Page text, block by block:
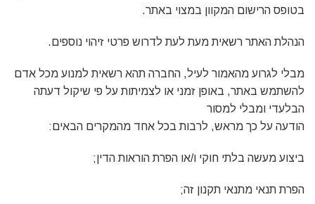
בטופס הרישום המקוון במצוי באתר.
הנהלת האתר רשאית מעת לעת לדרוש פרטי זיהוי נוספים.
מבלי לגרוע מהאמור לעיל, החברה תהא רשאית למנוע מכל אדם
להשתמש באתר, באופן זמני או לצמיתות על פי שיקול דעתה
הבלעדי ומבלי למסור
הודעה על כך מראש, לרבות בכל אחד מהמקרים הבאים:
ביצוע מעשה בלתי חוקי ו/או הפרת הוראות הדין;
הפרת תנאי מתנאי תקנון זה;